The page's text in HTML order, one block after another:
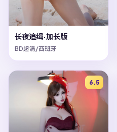
长夜追缉·加长版
BD超清/西班牙
6.5